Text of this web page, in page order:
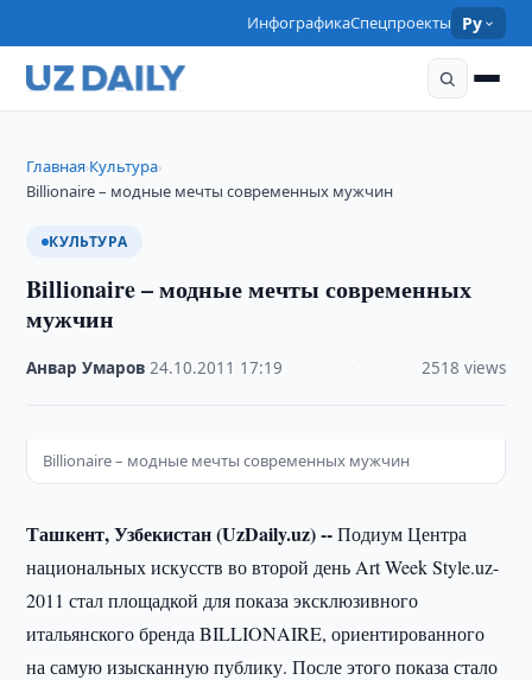
ИнфографикаСпецпроекты Ру
Главная›Культура›
Billionaire – модные мечты современных мужчин
КУЛЬТУРА
Billionaire – модные мечты современных
мужчин
Анвар Умаров ·24.10.2011 17:19 2518 views
Billionaire – модные мечты современных мужчин
Ташкент, Узбекистан (UzDaily.uz) --Подиум Центра
национальных искусств во второй день Art Week Style.uz-
2011 стал площадкой для показа эксклюзивного
итальянского бренда BILLIONAIRE, ориентированного
на самую изысканную публику. После этого показа стало